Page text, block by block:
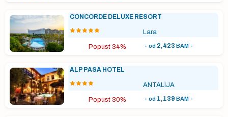
CONCORDE DELUXE RESORT
Lara
Popust 34% - od 2,423 BAM-
ALP PASA HOTEL
ANTALIJA
Popust 30% - od 1,139 BAM-